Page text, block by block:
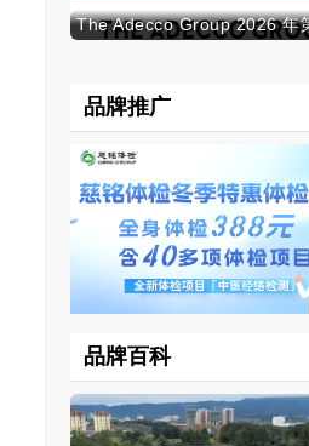
品牌推广
品牌百科